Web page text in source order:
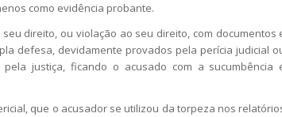
como evidência probante.
direito, ou violação ao seu direito, com documentos
defesa, devidamente provados pela perícia judicial
justiça, ficando o acusado com a sucumbência
que o acusador se utilizou da torpeza nos